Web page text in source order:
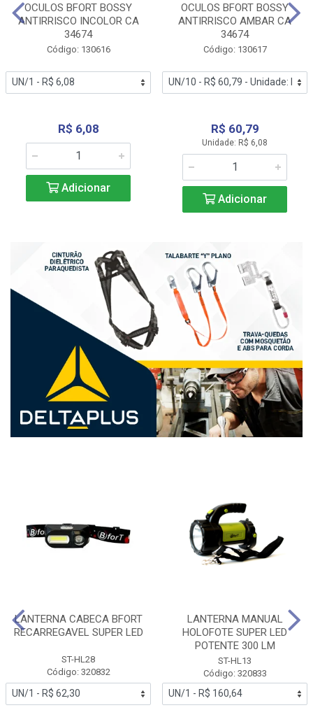
OCULOS BFORT BOSSY
ANTIRRISCO INCOLOR CA
34674
Código: 130616
R$ 6,08
Adicionar
OCULOS BFORT BOSSY
ANTIRRISCO AMBAR CA
34674
Código: 130617
R$ 60,79
Unidade: R$ 6,08
Adicionar
LANTERNA CABECA BFORT
RECARREGAVEL SUPER LED
ST-HL28
Código: 320832
LANTERNA MANUAL
HOLOFOTE SUPER LED
POTENTE 300 LM
ST-HL13
Código: 320833